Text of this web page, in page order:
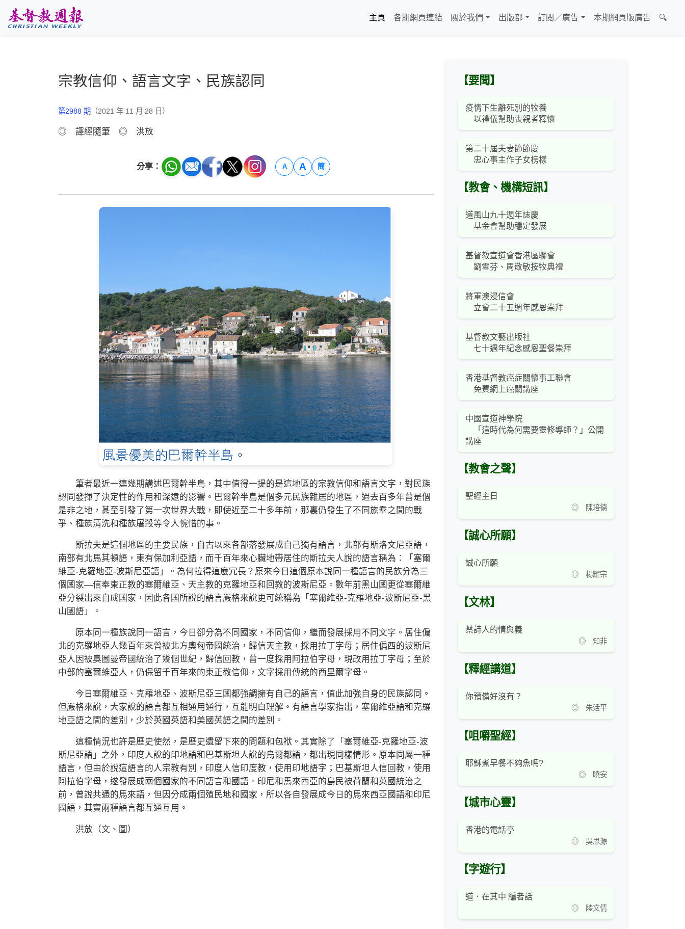
主頁
各期網頁連結 關於我們 出版部 訂閱／廣告 本期網頁版廣告 🔍
宗教信仰、語言文字、民族認同
第2988 期 （2021 年 11 月 28 日）
◎ 譯經隨筆 ◎ 洪放
分享： A A 簡
筆者最近一連幾期講述巴爾幹半島，其中值得一提的是這地區的宗教信仰和語言文字，對民族
認同發揮了決定性的作用和深遠的影響。巴爾幹半島是個多元民族雜居的地區，過去百多年曾是個
是非之地，甚至引發了第一次世界大戰，即使近至二十多年前，那裏仍發生了不同族羣之間的戰
爭、種族清洗和種族屠殺等令人惋惜的事。
斯拉夫是這個地區的主要民族，自古以來各部落發展成自己獨有語言，北部有斯洛文尼亞語，
南部有北馬其頓語，東有保加利亞語，而千百年來心臟地帶居住的斯拉夫人說的語言稱為：「塞爾
維亞-克羅地亞-波斯尼亞語」。為何拉得這麼冗長？原來今日這個原本說同一種語言的民族分為三
個國家—信奉東正教的塞爾維亞、天主教的克羅地亞和回教的波斯尼亞。數年前黑山國更從塞爾維
亞分裂出來自成國家，因此各國所說的語言嚴格來說更可統稱為「塞爾維亞-克羅地亞-波斯尼亞-黑
山國語」。
原本同一種族說同一語言，今日卻分為不同國家，不同信仰，繼而發展採用不同文字。居住偏
北的克羅地亞人幾百年來曾被北方奧匈帝國統治，歸信天主教，採用拉丁字母；居住偏西的波斯尼
亞人因被奧圖曼帝國統治了幾個世紀，歸信回教，曾一度採用阿拉伯字母，現改用拉丁字母；至於
中部的塞爾維亞人，仍保留千百年來的東正教信仰，文字採用傳統的西里爾字母。
今日塞爾維亞、克羅地亞、波斯尼亞三國都強調擁有自己的語言，值此加強自身的民族認同。
但嚴格來說，大家說的語言都互相通用通行，互能明白理解。有語言學家指出，塞爾維亞語和克羅
地亞語之間的差別，少於英國英語和美國英語之間的差別。
這種情況也許是歷史使然，是歷史遺留下來的問題和包袱。其實除了「塞爾維亞-克羅地亞-波
斯尼亞語」之外，印度人說的印地語和巴基斯坦人說的烏爾都語，都出現同樣情形。原本同屬一種
語言，但由於說這語言的人宗教有別，印度人信印度教，使用印地語字；巴基斯坦人信回教，使用
阿拉伯字母，遂發展成兩個國家的不同語言和國語。印尼和馬來西亞的島民被荷蘭和英國統治之
前，曾說共通的馬來語，但因分成兩個殖民地和國家，所以各自發展成今日的馬來西亞國語和印尼
國語，其實兩種語言都互通互用。
洪放（文、圖）
【要聞】
疫情下生離死別的牧養
以禮儀幫助喪親者釋懷
第二十屆夫妻節節慶
忠心事主作子女榜樣
【教會、機構短訊】
道風山九十週年誌慶
基金會幫助穩定發展
基督教宣道會香港區聯會
劉雪芬、周敬敏按牧典禮
將軍澳浸信會
立會二十五週年感恩崇拜
基督教文藝出版社
七十週年紀念感恩聖餐崇拜
香港基督教癌症關懷事工聯會
免費網上癌關講座
中國宣道神學院
「這時代為何需要靈修導師？」公開
講座
【教會之聲】
聖經主日
◎ 陳培德
【誠心所願】
誠心所願
◎ 楊耀宗
【文林】
蔡詩人的情與義
◎ 知非
【釋經講道】
你預備好沒有？
◎ 朱活平
【咀嚼聖經】
耶穌煮早餐不夠魚嗎?
◎ 曉安
【城市心靈】
香港的電話亭
◎ 吳思源
【字遊行】
道．在其中 編者話
◎ 陸文倩